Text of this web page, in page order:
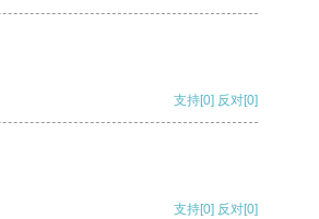
支持[0] 反对[0]
支持[0] 反对[0]